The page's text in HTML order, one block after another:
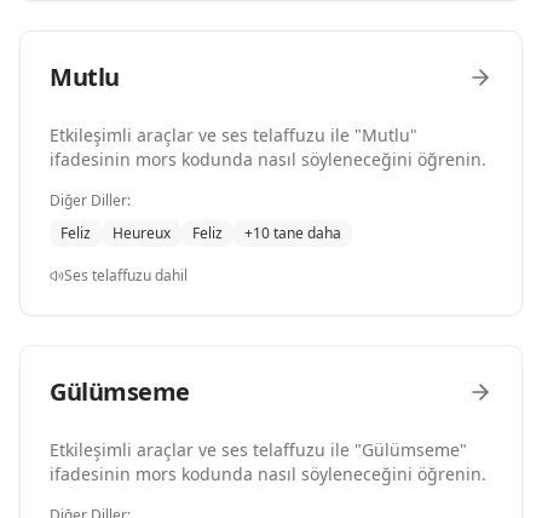
Mutlu
Etkileşimli araçlar ve ses telaffuzu ile "Mutlu"
ifadesinin mors kodunda nasıl söyleneceğini öğrenin.
Diğer Diller:
Feliz
Heureux Feliz +10 tane daha
Ses telaffuzu dahil
Gülümseme
Etkileşimli araçlar ve ses telaffuzu ile "Gülümseme"
ifadesinin mors kodunda nasıl söyleneceğini öğrenin.